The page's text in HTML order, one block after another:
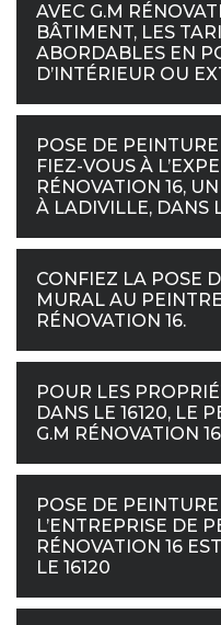
AVEC G.M
BÂTIMENT, LES
ABORDABLES EN
D’INTÉRIEUR OU
POSE DE
FIEZ-VOUS À
RÉNOVATION 16,
À LADIVILLE, DANS
CONFIEZ LA POSE
MURAL AU
RÉNOVATION 16.
POUR LES
DANS LE 16120, LE
G.M RÉNOVATION
POSE DE
L’ENTREPRISE DE
RÉNOVATION 16
LE 16120